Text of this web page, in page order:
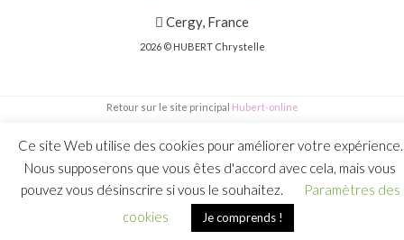
Cergy, France
2026 © HUBERT Chrystelle
Retour sur le site principal Hubert-online
Ce site Web utilise des cookies pour améliorer votre expérience.
Nous supposerons que vous êtes d'accord avec cela, mais vous
pouvez vous désinscrire si vous le souhaitez.
Paramètres des
cookies
Je comprends !